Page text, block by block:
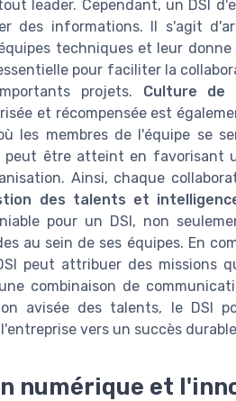
leader. Cependant, un DSI
des informations. Il s'agit
techniques et leur
pour faciliter la
projets. Culture de
et récompensée est
les membres de l'équipe se
peut être atteint en favorisant
Ainsi, chaque
des talents et
pour un DSI, non
au sein de ses équipes. En
peut attribuer des missions
combinaison de
avisée des talents, le DSI
vers un succès
numérique et